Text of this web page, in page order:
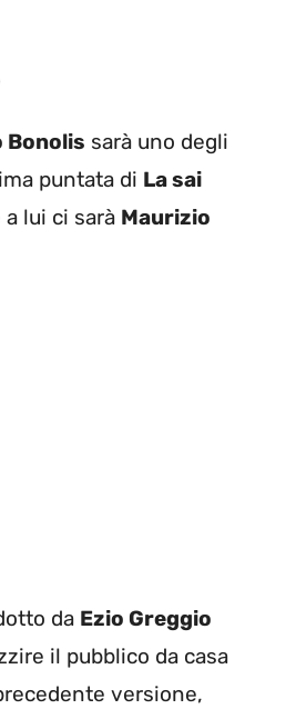
Bonolis sarà uno degli
puntata di La sai
lui ci sarà Maurizio
da Ezio Greggio
il pubblico da casa
versione,